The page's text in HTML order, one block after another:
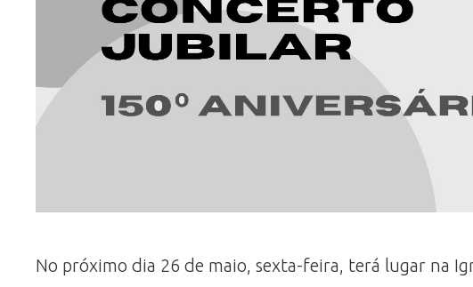
No próximo dia 26 de maio, sexta-feira, terá lugar na